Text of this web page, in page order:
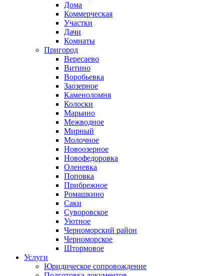
Дома
Коммерческая
Участки
Дачи
Комнаты
Пригород
Вересаево
Витино
Воробьевка
Заозерное
Каменоломня
Колоски
Марьино
Межводное
Мирный
Молочное
Новоозерное
Новофедоровка
Оленевка
Поповка
Прибрежное
Ромашкино
Саки
Суворовское
Уютное
Черноморский район
Черноморское
Штормовое
Услуги
Юридическое сопровождение